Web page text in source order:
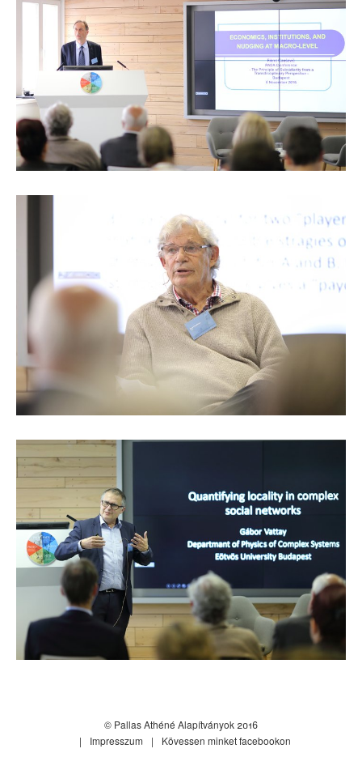
© Pallas Athéné Alapítványok 2016
Impresszum
Kövessen minket facebookon